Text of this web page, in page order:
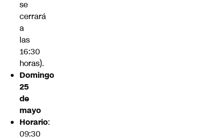
se
cerrará
a
las
16:30
horas).
Domingo
25
de
mayo
Horario:
09:30